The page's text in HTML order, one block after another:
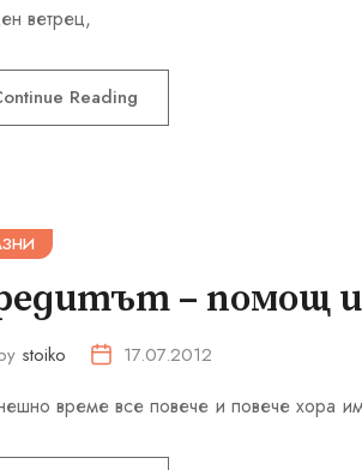
ветрец,
Reading
– помощ
stoiko 17.07.2012
време все повече и повече хора